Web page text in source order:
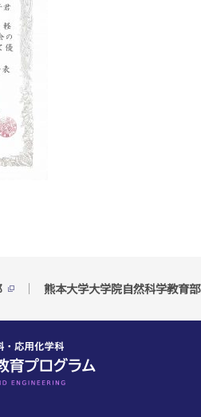
熊本大学大学院自然科学教育部